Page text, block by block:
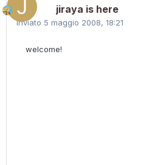
jiraya is here
Inviato 5 maggio 2008, 18:21
welcome!